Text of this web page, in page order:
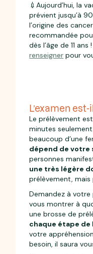
💉Aujourd’hui, la
prévient jusqu’à
l’origine des
recommandée
dès l’âge de 11 ans
renseigner pour
L’examen
Le prélèvement
minutes
beaucoup d’une
dépend de votre
personnes
une très légère
prélèvement, mais
Demandez à
vous montrer à
une brosse de
chaque étape
votre
besoin, il saura